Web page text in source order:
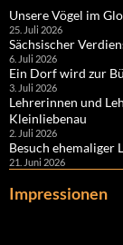
Unsere Vögel im
25. Juli 2026
Sächsischer
6. Juli 2026
Ein Dorf wird zur
3. Juli 2026
Lehrerinnen und
Kleinliebenau
2. Juli 2026
Besuch ehemaliger
21. Juni 2026
Impressionen